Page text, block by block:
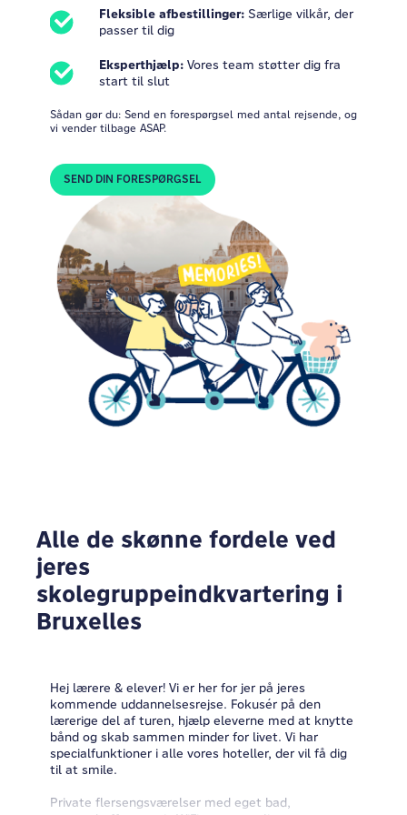
Fleksible afbestillinger: Særlige vilkår, der
passer til dig
Eksperthjælp: Vores team støtter dig fra
start til slut
Sådan gør du: Send en forespørgsel med antal rejsende, og
vi vender tilbage ASAP.
SEND DIN FORESPØRGSEL
Alle de skønne fordele ved
jeres
skolegruppeindkvartering i
Bruxelles
Hej lærere & elever! Vi er her for jer på jeres
kommende uddannelsesrejse. Fokusér på den
lærerige del af turen, hjælp eleverne med at knytte
bånd og skab sammen minder for livet. Vi har
specialfunktioner i alle vores hoteller, der vil få dig
til at smile.
Private flersengsværelser med eget bad,